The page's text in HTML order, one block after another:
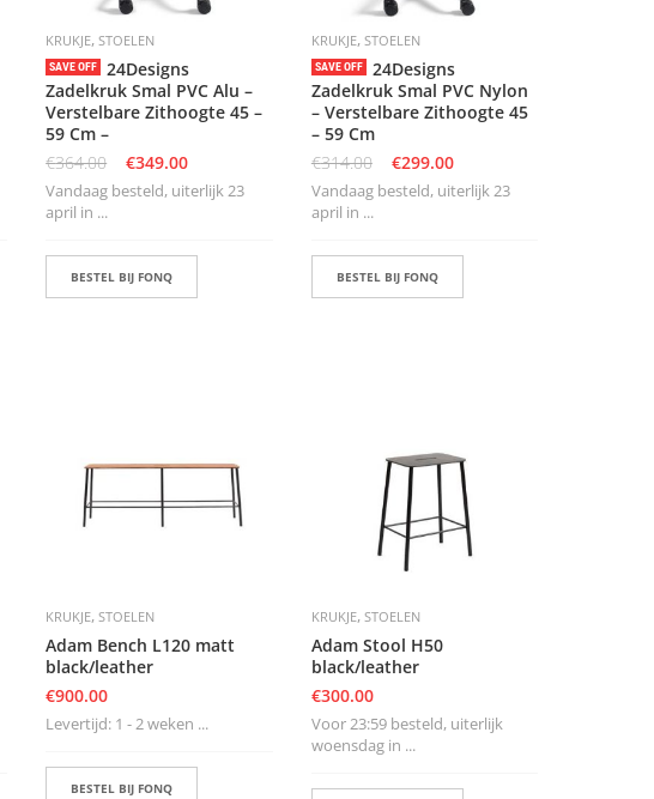
KRUKJE,STOELEN
SAVE OFF
24Designs
Zadelkruk Smal PVC Alu –
Verstelbare Zithoogte 45 –
59 Cm –
€364.00 €349.00
Vandaag besteld, uiterlijk 23
april in ...
BESTEL BIJ FONQ
KRUKJE, STOELEN
SAVE OFF
24Designs
Zadelkruk Smal PVC Nylon
– Verstelbare Zithoogte 45
– 59 Cm
€314.00 €299.00
Vandaag besteld, uiterlijk 23
april in ...
BESTEL BIJ FONQ
KRUKJE,STOELEN
Adam Bench L120 matt
black/leather
€900.00
Levertijd: 1 - 2 weken ...
BESTEL BIJ FONQ
KRUKJE, STOELEN
Adam Stool H50
black/leather
€300.00
Voor 23:59 besteld, uiterlijk
woensdag in ...